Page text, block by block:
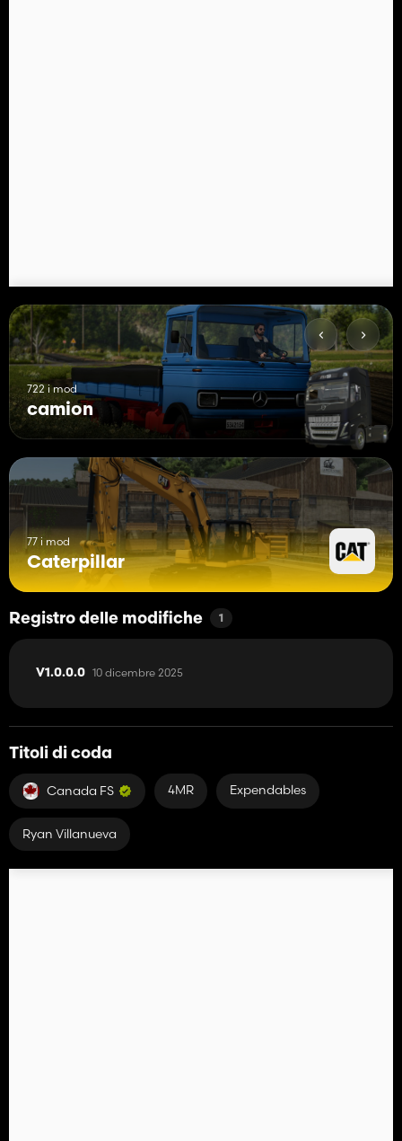
722 i mod
camion
77 i mod
Caterpillar
Registro delle modifiche 1
V1.0.0.0 10 dicembre 2025
Titoli di coda
Canada FS 4MR Expendables
Ryan Villanueva